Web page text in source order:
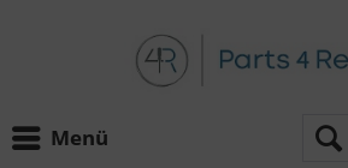
Menü